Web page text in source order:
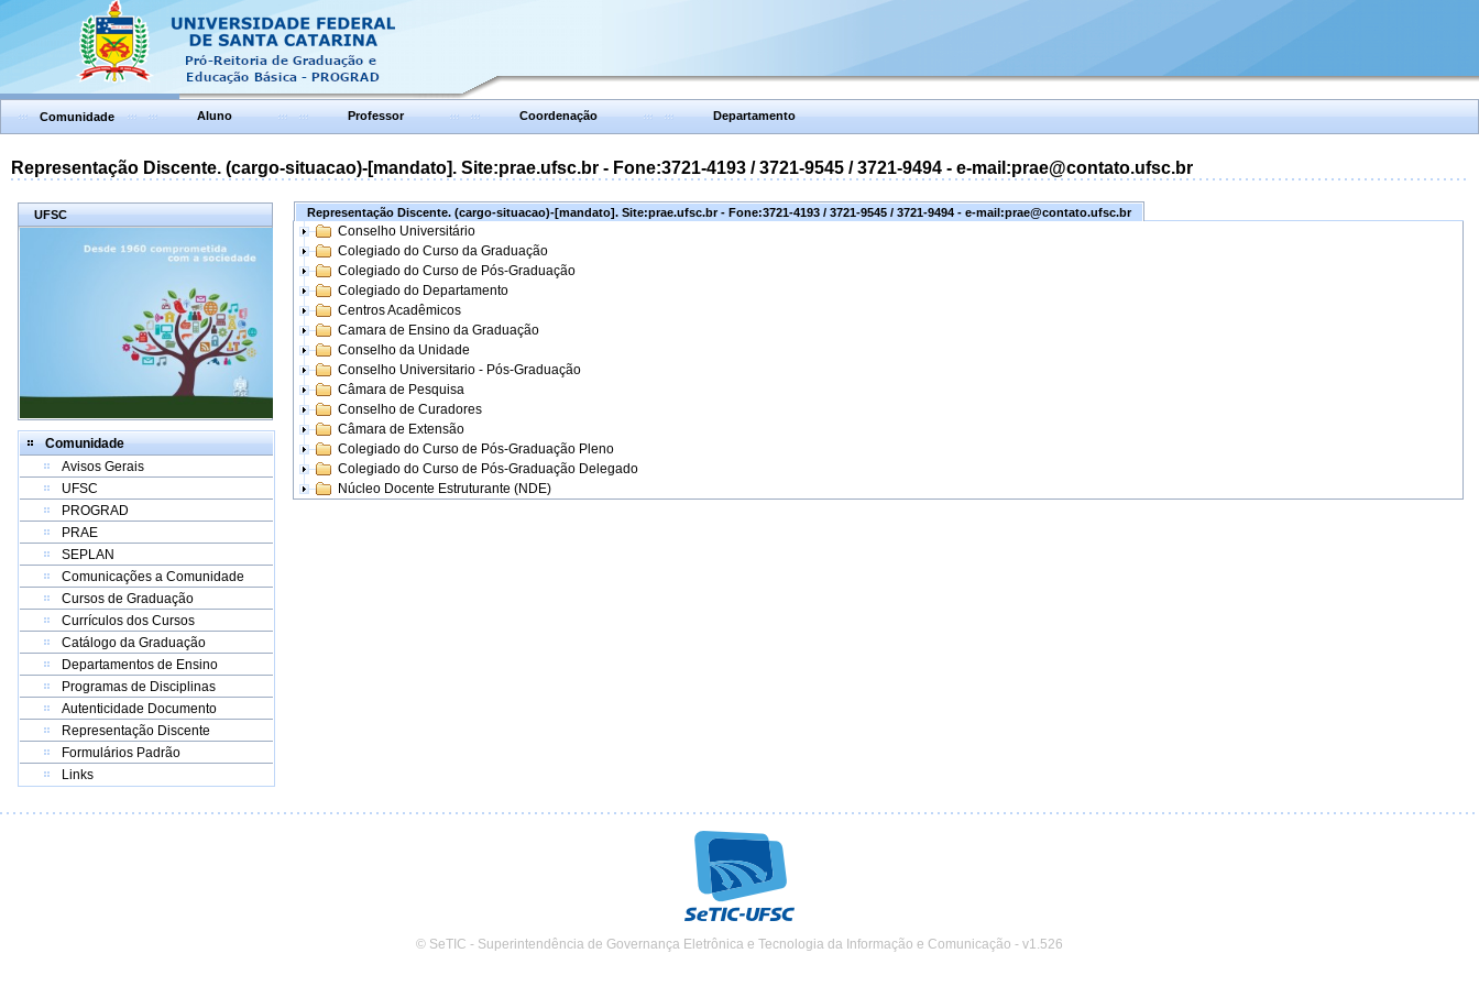
Comunidade Aluno Professor Coordenação Departamento
Representação Discente. (cargo-situacao)-[mandato]. Site:prae.ufsc.br - Fone:3721-4193 / 3721-9545 / 3721-9494 - e-mail:prae@contato.ufsc.br
UFSC
Comunidade
Avisos Gerais
UFSC
PROGRAD
PRAE
SEPLAN
Comunicações a Comunidade
Cursos de Graduação
Currículos dos Cursos
Catálogo da Graduação
Departamentos de Ensino
Programas de Disciplinas
Autenticidade Documento
Representação Discente
Formulários Padrão
Links
Representação Discente. (cargo-situacao)-[mandato]. Site:prae.ufsc.br - Fone:3721-4193 / 3721-9545 / 3721-9494 - e-mail:prae@contato.ufsc.br
Conselho Universitário
Colegiado do Curso da Graduação
Colegiado do Curso de Pós-Graduação
Colegiado do Departamento
Centros Acadêmicos
Camara de Ensino da Graduação
Conselho da Unidade
Conselho Universitario - Pós-Graduação
Câmara de Pesquisa
Conselho de Curadores
Câmara de Extensão
Colegiado do Curso de Pós-Graduação Pleno
Colegiado do Curso de Pós-Graduação Delegado
Núcleo Docente Estruturante (NDE)
© SeTIC - Superintendência de Governança Eletrônica e Tecnologia da Informação e Comunicação - v1.526